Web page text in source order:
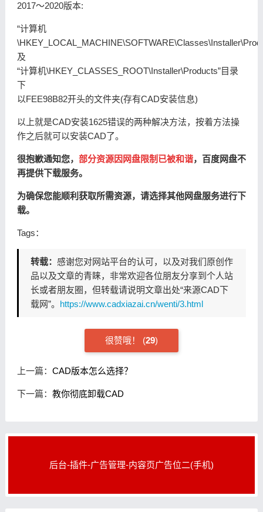
2017～2020版本:
“计算机
及
“计算机\HKEY_CLASSES_ROOT\Installer\Products”目录
下
以FEE98B82开头的文件夹(存有CAD安装信息)
以上就是CAD安装1625错误的两种解决方法，按着方法操
作之后就可以安装CAD了。
很抱歉通知您， 部分资源因网盘限制已被和谐，百度网盘不
再提供下载服务。
为确保您能顺利获取所需资源，请选择其他网盘服务进行下
载。
Tags：
转载： 感谢您对网站平台的认可，以及对我们原创作
品以及文章的青睐，非常欢迎各位朋友分享到个人站
长或者朋友圈，但转载请说明文章出处“来源CAD下
载网”。 https://www.cadxiazai.cn/wenti/3.html
很赞哦！ (29)
上一篇： CAD版本怎么选择？
下一篇： 教你彻底卸载CAD
后台-插件-广告管理-内容页广告位二(手机)